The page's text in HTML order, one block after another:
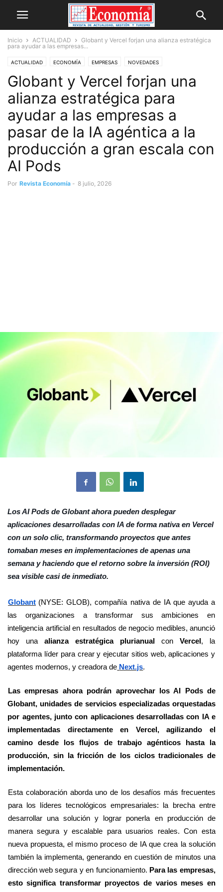
Inicio ACTUALIDAD
Globant y Vercel forjan una alianza estratégica
para ayudar a las empresas...
ACTUALIDAD ECONOMÍA EMPRESAS NOVEDADES
Globant y Vercel forjan una
alianza estratégica para
ayudar a las empresas a
pasar de la IA agéntica a la
producción a gran escala con
AI Pods
Por Revista Economía - 8 julio, 2026
Los AI Pods de Globant ahora pueden desplegar
aplicaciones desarrolladas con IA de forma nativa en Vercel
con un solo clic, transformando proyectos que antes
tomaban meses en implementaciones de apenas una
semana y haciendo que el retorno sobre la inversión (ROI)
sea visible casi de inmediato.
Globant (NYSE: GLOB), compañía nativa de IA que ayuda a
las organizaciones a transformar sus ambiciones en
inteligencia artificial en resultados de negocio medibles, anunció
hoy unaalianza estratégica plurianualconVercel, la
plataforma líder para crear y ejecutar sitios web, aplicaciones y
agentes modernos, y creadora de Next.js.
Las empresas ahora podrán aprovechar los AI Pods de
Globant, unidades de servicios especializadas orquestadas
por agentes, junto con aplicaciones desarrolladas con IA e
implementadas directamente en Vercel, agilizando el
camino desde los flujos de trabajo agénticos hasta la
producción, sin la fricción de los ciclos tradicionales de
implementación.
Esta colaboración aborda uno de los desafíos más frecuentes
para los líderes tecnológicos empresariales: la brecha entre
desarrollar una solución y lograr ponerla en producción de
manera segura y escalable para usuarios reales. Con esta
nueva propuesta, el mismo proceso de IA que crea la solución
también la implementa, generando en cuestión de minutos una
dirección web segura y en funcionamiento. Para las empresas,
esto significa transformar proyectos de varios meses en